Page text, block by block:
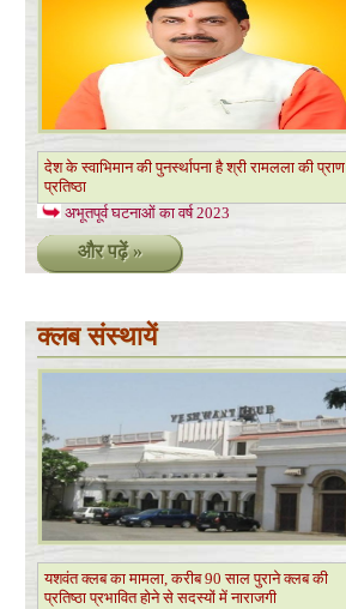
देश के स्वाभिमान की पुनर्स्थापना है श्री रामलला की प्राण
प्रतिष्ठा
अभूतपूर्व घटनाओं का वर्ष 2023
और पढ़ें »
क्लब संस्थायें
यशवंत क्लब का मामला, करीब 90 साल पुराने क्लब की
प्रतिष्ठा प्रभावित होने से सदस्यों में नाराजगी